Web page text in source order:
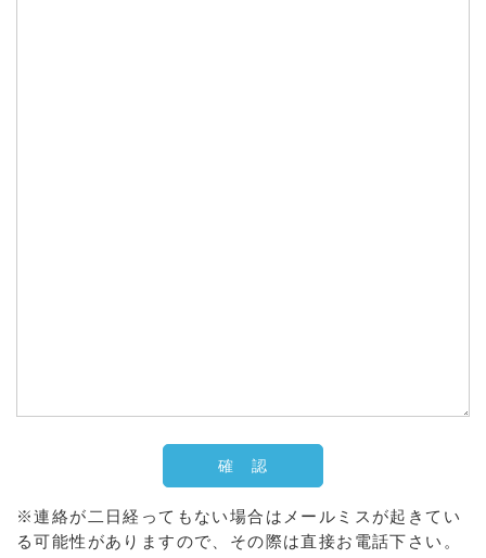
※連絡が二日経ってもない場合はメールミスが起きてい
る可能性がありますので、その際は直接お電話下さい。